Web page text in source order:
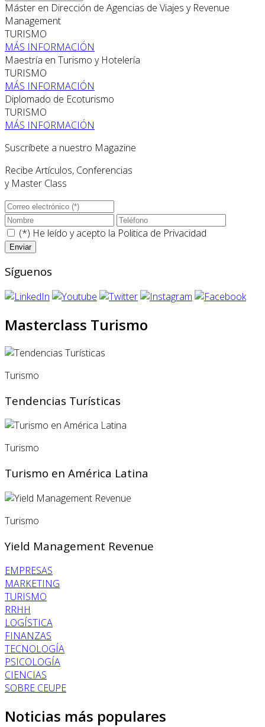
Máster en Dirección de Agencias de Viajes y Revenue
Management
TURISMO
MÁS INFORMACIÓN
Maestría en Turismo y Hotelería
TURISMO
MÁS INFORMACIÓN
Diplomado de Ecoturismo
TURISMO
MÁS INFORMACIÓN
Suscríbete a nuestro Magazine
Recibe Artículos, Conferencias
y Master Class
(*) He leído y acepto la Politica de Privacidad
Síguenos
Masterclass Turismo
Turismo
Tendencias Turísticas
Turismo
Turismo en América Latina
Turismo
Yield Management Revenue
EMPRESAS
MARKETING
TURISMO
RRHH
LOGÍSTICA
FINANZAS
TECNOLOGÍA
PSICOLOGÍA
CIENCIAS
SOBRE CEUPE
Noticias más populares